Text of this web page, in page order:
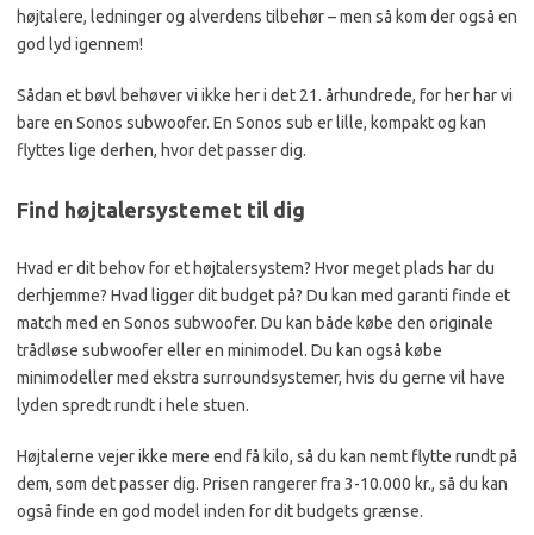
højtalere, ledninger og alverdens tilbehør – men så kom der også en
god lyd igennem!
Sådan et bøvl behøver vi ikke her i det 21. århundrede, for her har vi
bare en Sonos subwoofer. En Sonos sub er lille, kompakt og kan
flyttes lige derhen, hvor det passer dig.
Find højtalersystemet til dig
Hvad er dit behov for et højtalersystem? Hvor meget plads har du
derhjemme? Hvad ligger dit budget på? Du kan med garanti finde et
match med en Sonos subwoofer. Du kan både købe den originale
trådløse subwoofer eller en minimodel. Du kan også købe
minimodeller med ekstra surroundsystemer, hvis du gerne vil have
lyden spredt rundt i hele stuen.
Højtalerne vejer ikke mere end få kilo, så du kan nemt flytte rundt på
dem, som det passer dig. Prisen rangerer fra 3-10.000 kr., så du kan
også finde en god model inden for dit budgets grænse.